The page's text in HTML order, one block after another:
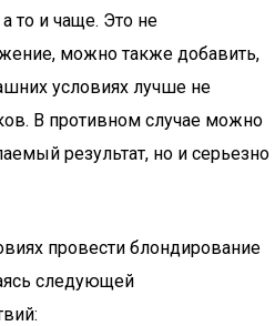
то и чаще. Это не
можно также добавить,
условиях лучше не
В противном случае можно
результат, но и серьезно
провести блондирование
следующей